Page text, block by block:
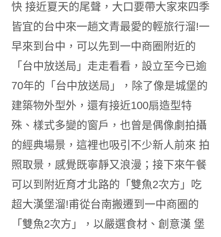
快 接近夏天的尾聲，大口要帶大家來四季
皆宜的台中來一趟文青最愛的輕旅行溜!一
早來到台中，可以先到一中商圈附近的
「台中放送局」走走看看，設立至今已逾
70年的「台中放送局」，除了像是城堡的
建築物外型外，還有接近100扇造型特
殊、樣式多變的窗戶，也曾是偶像劇拍攝
的經典場景，這裡也吸引不少新人前來 拍
照取景，感覺既寧靜又浪漫；接下來午餐
可以到附近育才北路的「雙魚2次方」吃
超大漢堡溜!甫從台南搬遷到一中商圈的
「雙魚2次方」，以嚴選食材、創意漢 堡